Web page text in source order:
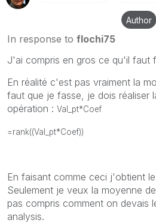
Author
In response to flochi75
J'ai compris en gros ce qu'il faut
En réalité c'est pas vraiment la
faut que je fasse, je dois réaliser
opération : Val_pt*Coef
=rank((Val_pt*Coef))
En faisant comme ceci j'obtient
Seulement je veux la moyenne
pas compris comment on devais
analysis.